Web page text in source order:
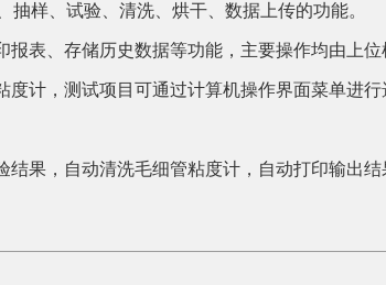
样、试验、清洗、烘干、数据上传的功能。
表、存储历史数据等功能，主要操作均由上位
计，测试项目可通过计算机操作界面菜单进行
果，自动清洗毛细管粘度计，自动打印输出